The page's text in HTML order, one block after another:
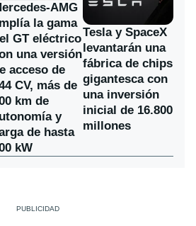
AMG
la gama
GT eléctrico
una versión
acceso de
CV, más de
km de
y
de hasta
kW
Tesla y SpaceX
levantarán una
fábrica de chips
gigantesca con
una inversión
inicial de 16.800
millones